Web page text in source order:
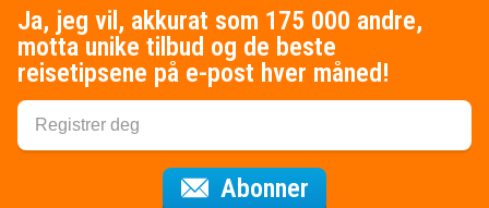
Ja, jeg vil, akkurat som 175 000 andre,
motta unike tilbud og de beste
reisetipsene på e-post hver måned!
Abonner